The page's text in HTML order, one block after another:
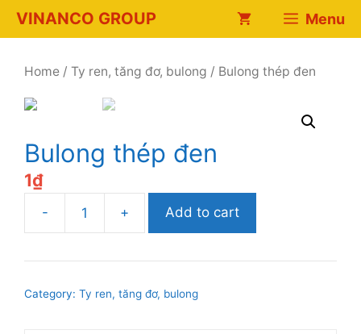
Chuyển
đến
dung
VINANCO GROUP Menu
Home / Ty ren, tăng đơ, bulong / Bulong thép đen
Bulong thép đen
1₫
-
Bulong
đen
+ Add to cart
Category: Ty ren, tăng đơ, bulong